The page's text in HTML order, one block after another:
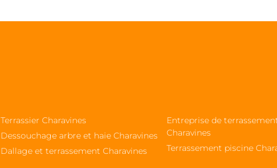
Terrassier Charavines
Dessouchage arbre et haie Charavines
Dallage et terrassement Charavines
Entreprise de
Charavines
Terrassement piscine